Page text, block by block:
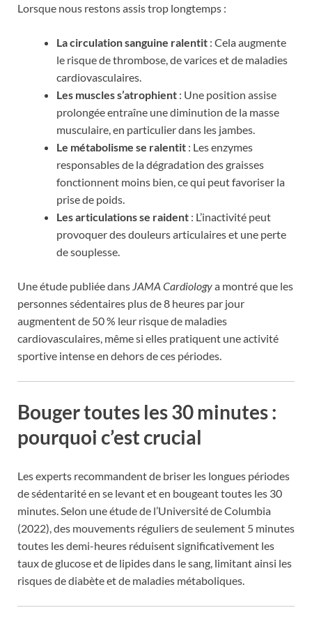
Lorsque nous restons assis trop longtemps :
La circulation sanguine ralentit : Cela augmente
le risque de thrombose, de varices et de maladies
cardiovasculaires.
Les muscles s’atrophient : Une position assise
prolongée entraîne une diminution de la masse
musculaire, en particulier dans les jambes.
Le métabolisme se ralentit : Les enzymes
responsables de la dégradation des graisses
fonctionnent moins bien, ce qui peut favoriser la
prise de poids.
Les articulations se raident : L’inactivité peut
provoquer des douleurs articulaires et une perte
de souplesse.
Une étude publiée dans JAMA Cardiologya montré que les
personnes sédentaires plus de 8 heures par jour
augmentent de 50 % leur risque de maladies
cardiovasculaires, même si elles pratiquent une activité
sportive intense en dehors de ces périodes.
Bouger toutes les 30 minutes :
pourquoi c’est crucial
Les experts recommandent de briser les longues périodes
de sédentarité en se levant et en bougeant toutes les 30
minutes. Selon une étude de l’Université de Columbia
(2022), des mouvements réguliers de seulement 5 minutes
toutes les demi-heures réduisent significativement les
taux de glucose et de lipides dans le sang, limitant ainsi les
risques de diabète et de maladies métaboliques.